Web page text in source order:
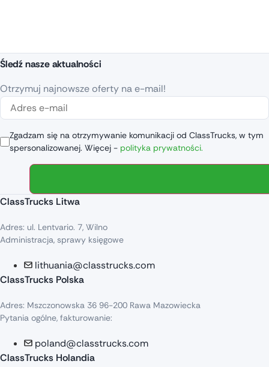
Śledź nasze aktualności
Otrzymuj najnowsze oferty na e-mail!
Zgadzam się na otrzymywanie komunikacji od ClassTrucks, w tym
spersonalizowanej. Więcej - polityka prywatności.
ClassTrucks Litwa
Adres: ul. Lentvario. 7, Wilno
Administracja, sprawy księgowe
lithuania@classtrucks.com
ClassTrucks Polska
Adres: Mszczonowska 36 96-200 Rawa Mazowiecka
Pytania ogólne, fakturowanie:
poland@classtrucks.com
ClassTrucks Holandia